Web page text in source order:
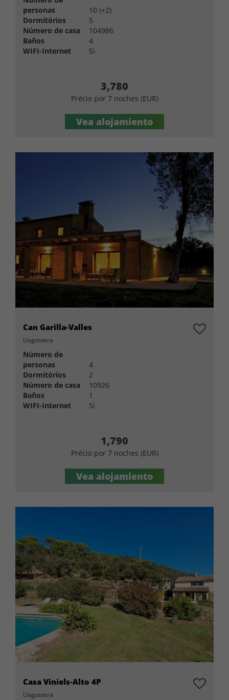
personas
10 (+2)
Dormitórios
5
Número de casa
104986
Baños
4
WIFI-Internet
Si
3,780
Précio por 7 noches (EUR)
Vea alojamiento
Can Garilla-Valles
Llagostera
Número de
personas
4
Dormitórios
2
Número de casa
10926
Baños
1
WIFI-Internet
Si
1,790
Précio por 7 noches (EUR)
Vea alojamiento
Casa Viniels-Alto 4P
Llagostera